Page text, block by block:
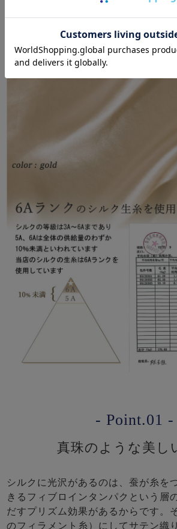
シルク・絹100％のサ
極上の光沢×滑らかな肌触り×毒
- Point.01 -
真珠のような美し
シルクに光沢があるのは、蚕が糸を
きるフィブロインタンパクという層
だすプリズム効果があるからです。
のフィラメント糸）にしてサテン織